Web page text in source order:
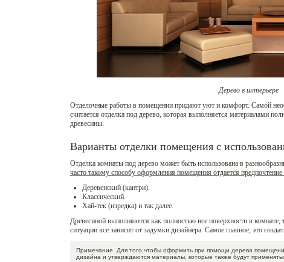
Дерево в интерьере
Отделочные работы в помещении придают уют и комфорт. Самой
считается отделка под дерево, которая выполняется материалами
древесины.
Варианты отделки помещения с
Отделка комнаты под дерево может быть использована в
часто такому способу оформления помещения отдается предпочтение
Деревенский (кантри).
Классический.
Хай-тек (изредка) и так далее.
Древесиной выполняются как полностью все поверхности в комнате,
ситуации все зависит от задумки дизайнера. Самое главное, это
Примечание. Для того чтобы оформить при помощи дерева
дизайна и утверждаются материалы, которые также будут